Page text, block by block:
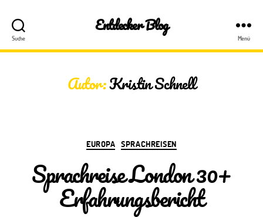
Suche
Entdecker Blog
Menü
Autor:Kristin Schnell
Kategorien
EUROPA SPRACHREISEN
Sprachreise London 30+
Erfahrungsbericht